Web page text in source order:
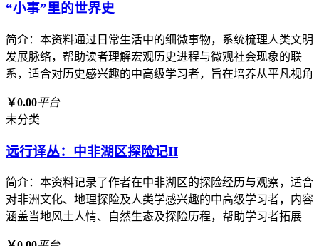
“小事”里的世界史
简介：本资料通过日常生活中的细微事物，系统梳理人类文明
发展脉络，帮助读者理解宏观历史进程与微观社会现象的联
系，适合对历史感兴趣的中高级学习者，旨在培养从平凡视角
￥0.00平台
未分类
远行译丛：中非湖区探险记II
简介：本资料记录了作者在中非湖区的探险经历与观察，适合
对非洲文化、地理探险及人类学感兴趣的中高级学习者，内容
涵盖当地风土人情、自然生态及探险历程，帮助学习者拓展